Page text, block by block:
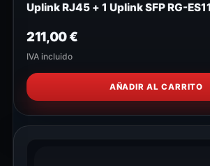
Uplink RJ45 + 1 Uplink SFP RG-
211,00€
IVA incluido
AÑADIR AL CARRITO